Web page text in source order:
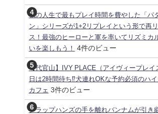
私の人生で最もプレイ時間を費やした「パ
ン」シリーズが1+2リプレイという形で再
ス！最強のヒーローと軍を率いてリズミカ
いを楽しもう！
4件のビュー
【代官山】IVY PLACE（アイヴィープレイ
日は2時間待ち⁉犬連れOKな予約必須のハ
カフェ 3件のビュー
クラップハンズの手を離れバンナムが引き